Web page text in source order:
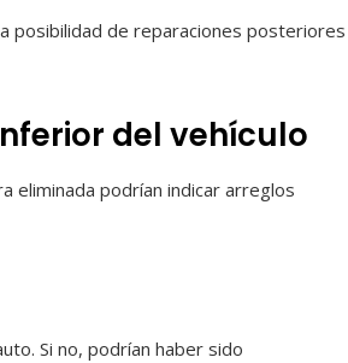
posibilidad de reparaciones posteriores
del vehículo
eliminada podrían indicar arreglos
Si no, podrían haber sido